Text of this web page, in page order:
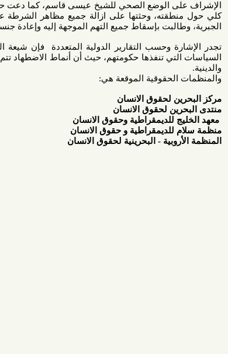
الإشراف على الوضع الصحي للشيخ عيسى قاسم، كما دعت
كلي حول منطقته، وحثتها على ازالة جميع مظاهر الشرطة
الجبرية، وطالبت بإسقاط جميع التهم الموجهة إليه وإعادة
تجدر الإشارة وحسب التقارير الدولية المتعددة فإن شيعة
السياسات التي تنفذها حكومتهم، حيث أن أنماط الاضطهاد
والدينية.
والمنظمات الحقوقية الموقعة هي:
مركز البحرين لحقوق الانسان
منتدى البحرين لحقوق الانسان
معهد الخليج للديمقراطية وحقوق الانسان
منظمة سلام للديمقراطية و حقوق الانسان
المنظمة الأروبية - البحرينية لحقوق الانسان